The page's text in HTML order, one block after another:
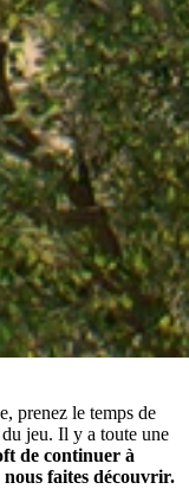
prenez le temps de
jeu. Il y a toute une
de continuer à
faites découvrir.